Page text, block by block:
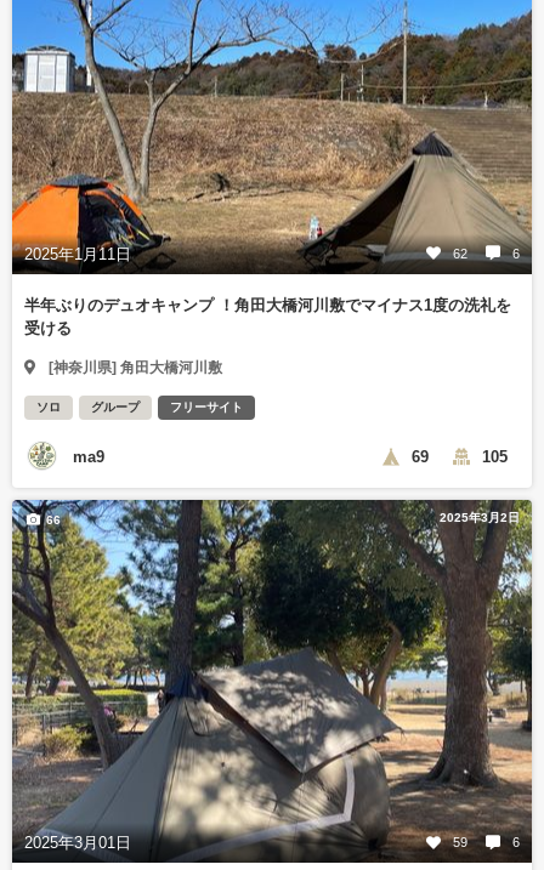
2025年1月11日 62 6
半年ぶりのデュオキャンプ ！角田大橋河川敷でマイナス1度の洗礼を
受ける
[神奈川県] 角田大橋河川敷
ソロ グループ フリーサイト
ma9 69 105
2025年3月2日
2025年3月01日 59 6
66